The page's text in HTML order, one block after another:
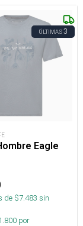
ÚLTIMAS3
Eagle
de $7.483 sin
por